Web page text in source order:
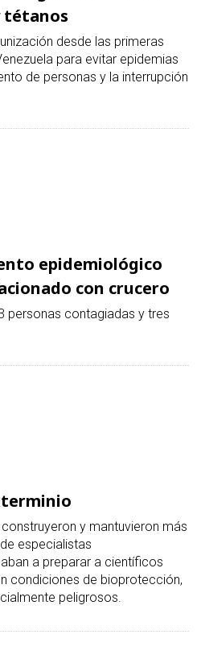
tétanos
desde las primeras
para evitar epidemias
de personas y la interrupción
epidemiológico
con crucero
personas contagiadas y tres
y mantuvieron más
especialistas
a preparar a científicos
condiciones de bioprotección,
peligrosos.